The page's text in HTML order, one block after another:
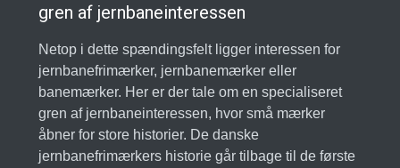
gren af jernbaneinteressen
Netop i dette spændingsfelt ligger interessen for
jernbanefrimærker, jernbanemærker eller
banemærker. Her er der tale om en specialiseret
gren af jernbaneinteressen, hvor små mærker
åbner for store historier. De danske
jernbanefrimærkers historie går tilbage til de første